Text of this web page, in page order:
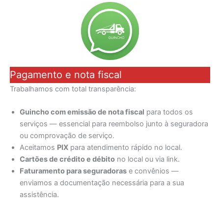
Pagamento e nota fiscal
Trabalhamos com total transparência:
Guincho com emissão de nota fiscal para todos os
serviços — essencial para reembolso junto à seguradora
ou comprovação de serviço.
Aceitamos PIX para atendimento rápido no local.
Cartões de crédito e débito no local ou via link.
Faturamento para seguradoras e convênios —
enviamos a documentação necessária para a sua
assistência.